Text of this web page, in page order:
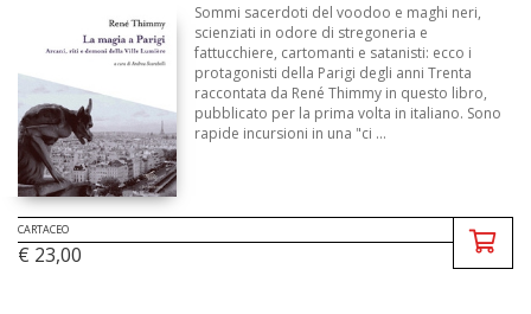
Sommi sacerdoti del voodoo e maghi neri,
scienziati in odore di stregoneria e
fattucchiere, cartomanti e satanisti: ecco i
protagonisti della Parigi degli anni Trenta
raccontata da René Thimmy in questo libro,
pubblicato per la prima volta in italiano. Sono
rapide incursioni in una "ci ...
CARTACEO
€ 23,00